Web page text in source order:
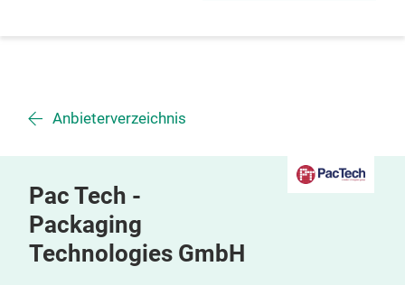
Anbieterverzeichnis
Pac Tech -
Packaging
Technologies GmbH